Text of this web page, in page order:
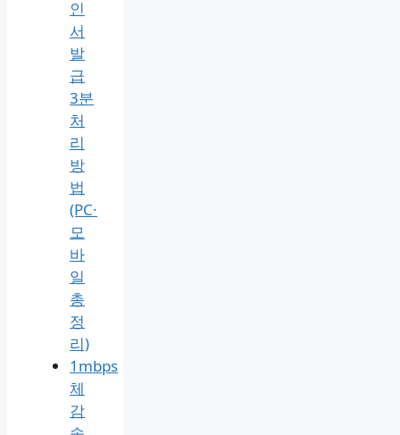
래
확
인
서
거
래
내
역
확
인
서
발
급
3분
처
리
방
법
(PC·